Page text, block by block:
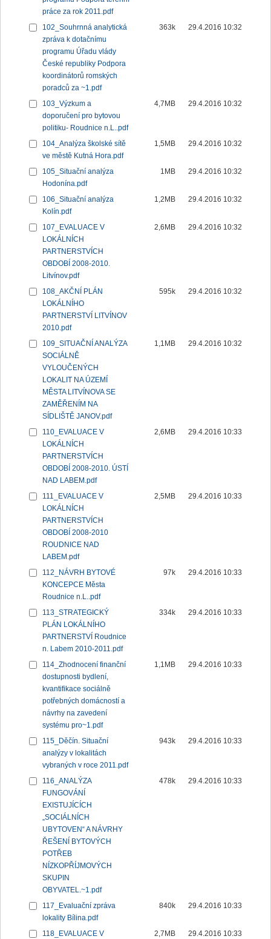
práce za rok 2011.pdf
102_Souhrnná analytická
zpráva k dotačnímu
programu Úřadu vlády
České republiky Podpora
koordinátorů romských
poradců za ~1.pdf
363k 29.4.2016 10:32
103_Výzkum a
doporučení pro bytovou
politiku- Roudnice n.L..pdf
4,7MB 29.4.2016 10:32
104_Analýza školské sítě
ve městě Kutná Hora.pdf
1,5MB 29.4.2016 10:32
105_Situační analýza
Hodonína.pdf
1MB 29.4.2016 10:32
106_Situační analýza
Kolín.pdf
1,2MB 29.4.2016 10:32
107_EVALUACE V
LOKÁLNÍCH
PARTNERSTVÍCH
OBDOBÍ 2008-2010.
Litvínov.pdf
2,6MB 29.4.2016 10:32
108_AKČNÍ PLÁN
LOKÁLNÍHO
PARTNERSTVÍ LITVÍNOV
2010.pdf
595k 29.4.2016 10:32
109_SITUAČNÍ ANALÝZA
SOCIÁLNĚ
VYLOUČENÝCH
LOKALIT NA ÚZEMÍ
MĚSTA LITVÍNOVA SE
ZAMĚŘENÍM NA
SÍDLIŠTĚ JANOV.pdf
1,1MB 29.4.2016 10:32
110_EVALUACE V
LOKÁLNÍCH
PARTNERSTVÍCH
OBDOBÍ 2008-2010. ÚSTÍ
NAD LABEM.pdf
2,6MB 29.4.2016 10:33
111_EVALUACE V
LOKÁLNÍCH
PARTNERSTVÍCH
OBDOBÍ 2008-2010
ROUDNICE NAD
LABEM.pdf
2,5MB 29.4.2016 10:33
112_NÁVRH BYTOVÉ
KONCEPCE Města
Roudnice n.L..pdf
97k 29.4.2016 10:33
113_STRATEGICKÝ
PLÁN LOKÁLNÍHO
PARTNERSTVÍ Roudnice
n. Labem 2010-2011.pdf
334k 29.4.2016 10:33
114_Zhodnocení finanční
dostupnosti bydlení,
kvantifikace sociálně
potřebných domácností a
návrhy na zavedení
systému pro~1.pdf
1,1MB 29.4.2016 10:33
115_Děčín. Situační
analýzy v lokalitách
vybraných v roce 2011.pdf
943k 29.4.2016 10:33
116_ANALÝZA
FUNGOVÁNÍ
EXISTUJÍCÍCH
„SOCIÁLNÍCH
UBYTOVEN“ A NÁVRHY
ŘEŠENÍ BYTOVÝCH
POTŘEB
NÍZKOPŘÍJMOVÝCH
SKUPIN
OBYVATEL.~1.pdf
478k 29.4.2016 10:33
117_Evaluační zpráva
lokality Bílina.pdf
840k 29.4.2016 10:33
118_EVALUACE V
2,7MB 29.4.2016 10:33